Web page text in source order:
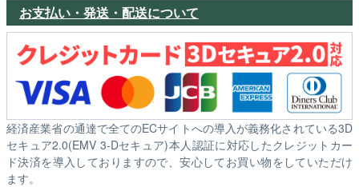
お支払い・発送・配送について
経済産業省の通達で全てのECサイトへの導入が義務化されている3D
セキュア2.0(EMV 3-Dセキュア)本人認証に対応したクレジットカー
ド決済を導入しておりますので、安心してお買い物をしていただけ
ます。